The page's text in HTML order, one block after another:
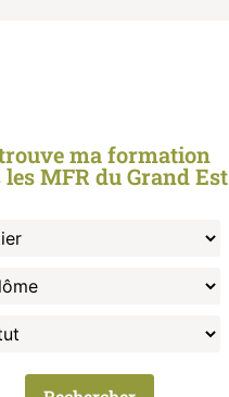
ma formation
les MFR du Grand Est